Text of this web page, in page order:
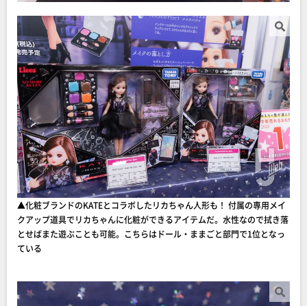
▲化粧ブランドのKATEとコラボしたリカちゃん人形も！ 付属の専用メイ
クアップ道具でリカちゃんに化粧ができるアイテムだ。水性なので拭き落
とせばまた遊ぶことも可能。こちらはドール・ままごと部門で1位となっ
ている